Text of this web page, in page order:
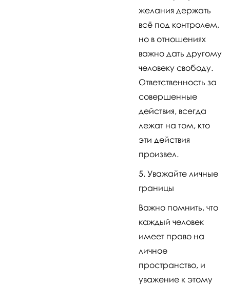
желания держать
всё под контролем,
но в отношениях
важно дать другому
человеку свободу.
Ответственность за
совершенные
действия, всегда
лежат на том, кто
эти действия
произвел.
Уважайте личные
границы
Важно помнить, что
каждый человек
имеет право на
личное
пространство, и
уважение к этому